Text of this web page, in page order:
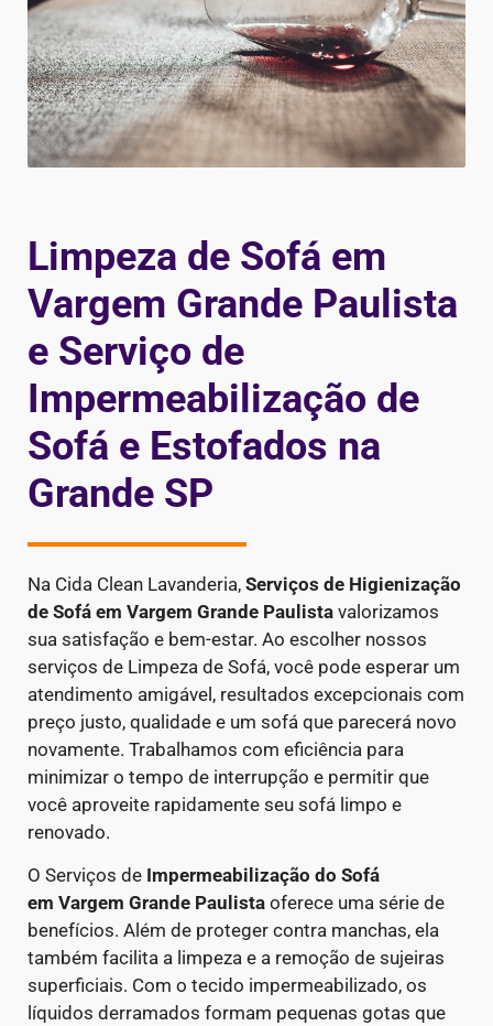
Limpeza de Sofá em
Vargem Grande Paulista
e Serviço de
Impermeabilização de
Sofá e Estofados na
Grande SP
Na Cida Clean Lavanderia, Serviços de Higienização
de Sofá em Vargem Grande Paulista valorizamos
sua satisfação e bem-estar. Ao escolher nossos
serviços de Limpeza de Sofá, você pode esperar um
atendimento amigável, resultados excepcionais com
preço justo, qualidade e um sofá que parecerá novo
novamente. Trabalhamos com eficiência para
minimizar o tempo de interrupção e permitir que
você aproveite rapidamente seu sofá limpo e
renovado.
O Serviços de Impermeabilização do Sofá
em Vargem Grande Paulista oferece uma série de
benefícios. Além de proteger contra manchas, ela
também facilita a limpeza e a remoção de sujeiras
superficiais. Com o tecido impermeabilizado, os
líquidos derramados formam pequenas gotas que